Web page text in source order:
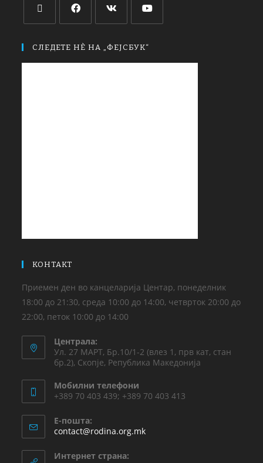
СЛЕДЕТЕ НЀ НА „ФЕЈСБУК“
КОНТАКТ
Приемен ден во канцеларија Центар, понеделник
18:00 до 21:30, среда 10:00 до 14:00, четврток 20:00 до
22:00, петок 10:00 до 14:00
Централа:
Ул. 27 МАРТ, Бр.10/1-2 (влез 1, прв кат, стан
бр.2), Скопје, Република Македонија
Мобилни телефони
+389 70 403 439; +389 70 403 413
Е-пошта:
contact@rodina.org.mk
Интернет страна: